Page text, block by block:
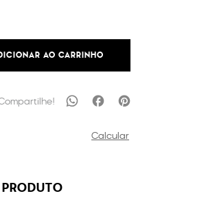
AO CARRINHO
Calcular